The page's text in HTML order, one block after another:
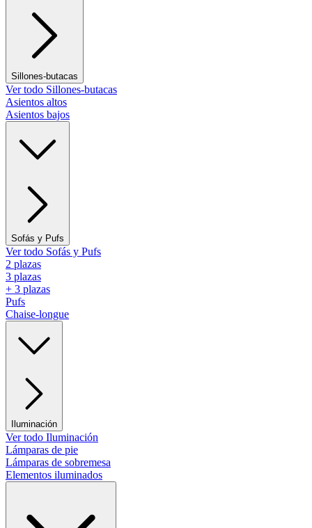
Sillones-butacas
Ver todo Sillones-butacas
Asientos altos
Asientos bajos
Sofás y Pufs
Ver todo Sofás y Pufs
2 plazas
3 plazas
+ 3 plazas
Pufs
Chaise-longue
Iluminación
Ver todo Iluminación
Lámparas de pie
Lámparas de sobremesa
Elementos iluminados